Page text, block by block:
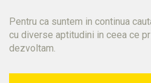
Pentru ca suntem in continua
cu diverse aptitudini in ceea ce
dezvoltam.